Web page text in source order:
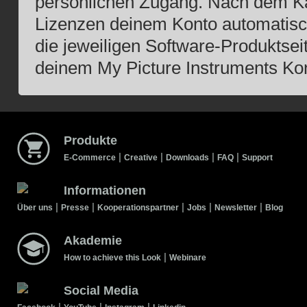
Lizenzen deinem Konto
die jeweiligen Software-
deinem My Picture Instruments
Produkte
E-Commerce | Creative | Downloads | FAQ | Support
Informationen
Über uns | Presse | Kooperationspartner | Jobs | Newsletter | Blog
Akademie
How to achieve this Look | Webinare
Social Media